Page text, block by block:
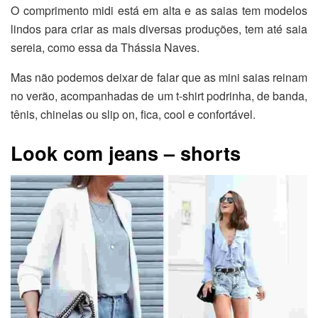
O comprimento midi está em alta e as saias tem modelos
lindos para criar as mais diversas produções, tem até saia
sereia, como essa da Thássia Naves.
Mas não podemos deixar de falar que as mini saias reinam
no verão, acompanhadas de um t-shirt podrinha, de banda,
tênis, chinelas ou slip on, fica, cool e confortável.
Look com jeans – shorts